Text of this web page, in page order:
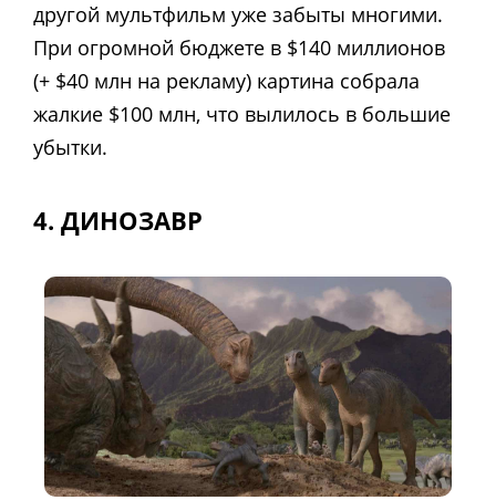
другой мультфильм уже забыты многими.
При огромной бюджете в $140 миллионов
(+ $40 млн на рекламу) картина собрала
жалкие $100 млн, что вылилось в большие
убытки.
4. ДИНОЗАВР